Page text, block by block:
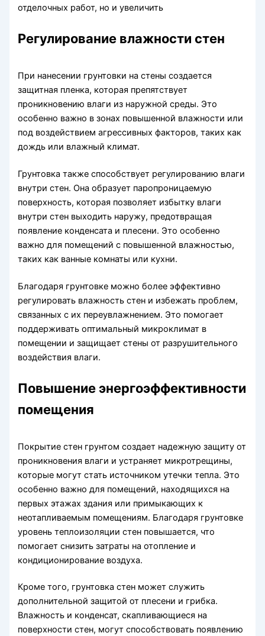
отделочных работ, но и увеличить
Регулирование влажности стен
При нанесении грунтовки на стены создается
защитная пленка, которая препятствует
проникновению влаги из наружной среды. Это
особенно важно в зонах повышенной влажности или
под воздействием агрессивных факторов, таких как
дождь или влажный климат.
Грунтовка также способствует регулированию влаги
внутри стен. Она образует паропроницаемую
поверхность, которая позволяет избытку влаги
внутри стен выходить наружу, предотвращая
появление конденсата и плесени. Это особенно
важно для помещений с повышенной влажностью,
таких как ванные комнаты или кухни.
Благодаря грунтовке можно более эффективно
регулировать влажность стен и избежать проблем,
связанных с их переувлажнением. Это помогает
поддерживать оптимальный микроклимат в
помещении и защищает стены от разрушительного
воздействия влаги.
Повышение энергоэффективности
помещения
Покрытие стен грунтом создает надежную защиту от
проникновения влаги и устраняет микротрещины,
которые могут стать источником утечки тепла. Это
особенно важно для помещений, находящихся на
первых этажах здания или примыкающих к
неотапливаемым помещениям. Благодаря грунтовке
уровень теплоизоляции стен повышается, что
помогает снизить затраты на отопление и
кондиционирование воздуха.
Кроме того, грунтовка стен может служить
дополнительной защитой от плесени и грибка.
Влажность и конденсат, скапливающиеся на
поверхности стен, могут способствовать появлению